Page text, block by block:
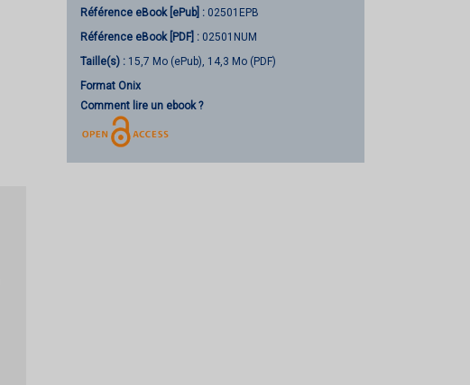
Référence eBook [ePub] : 02501EPB
Référence eBook [PDF] : 02501NUM
Taille(s) : 15,7 Mo (ePub), 14,3 Mo (PDF)
Format Onix
Comment lire un ebook ?